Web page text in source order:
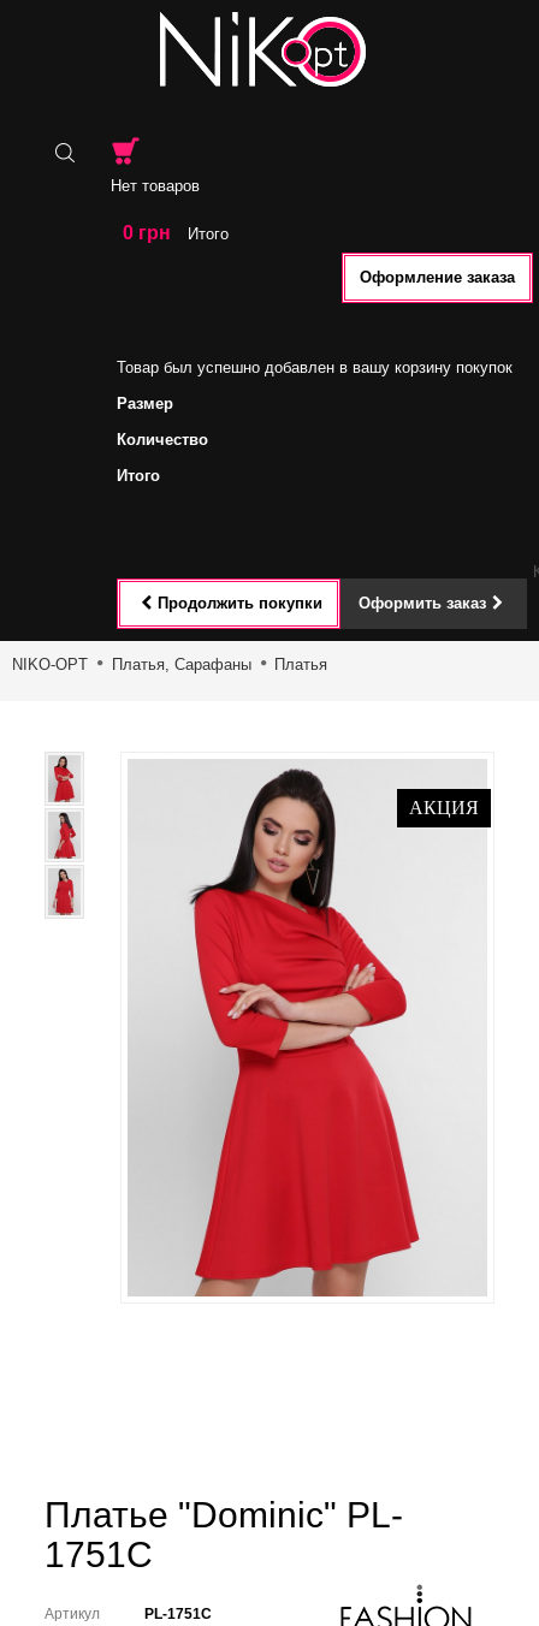
Нет товаров
0 грн Итого
Оформление заказа
Товар был успешно добавлен в вашу корзину покупок
Размер
Количество
Итого
Продолжить покупки Оформить заказ
Toggle
NIKO-OPT Платья, Сарафаны Платья
АКЦИЯ
Платье "Dominic" PL-
1751C
Артикул
PL-1751C